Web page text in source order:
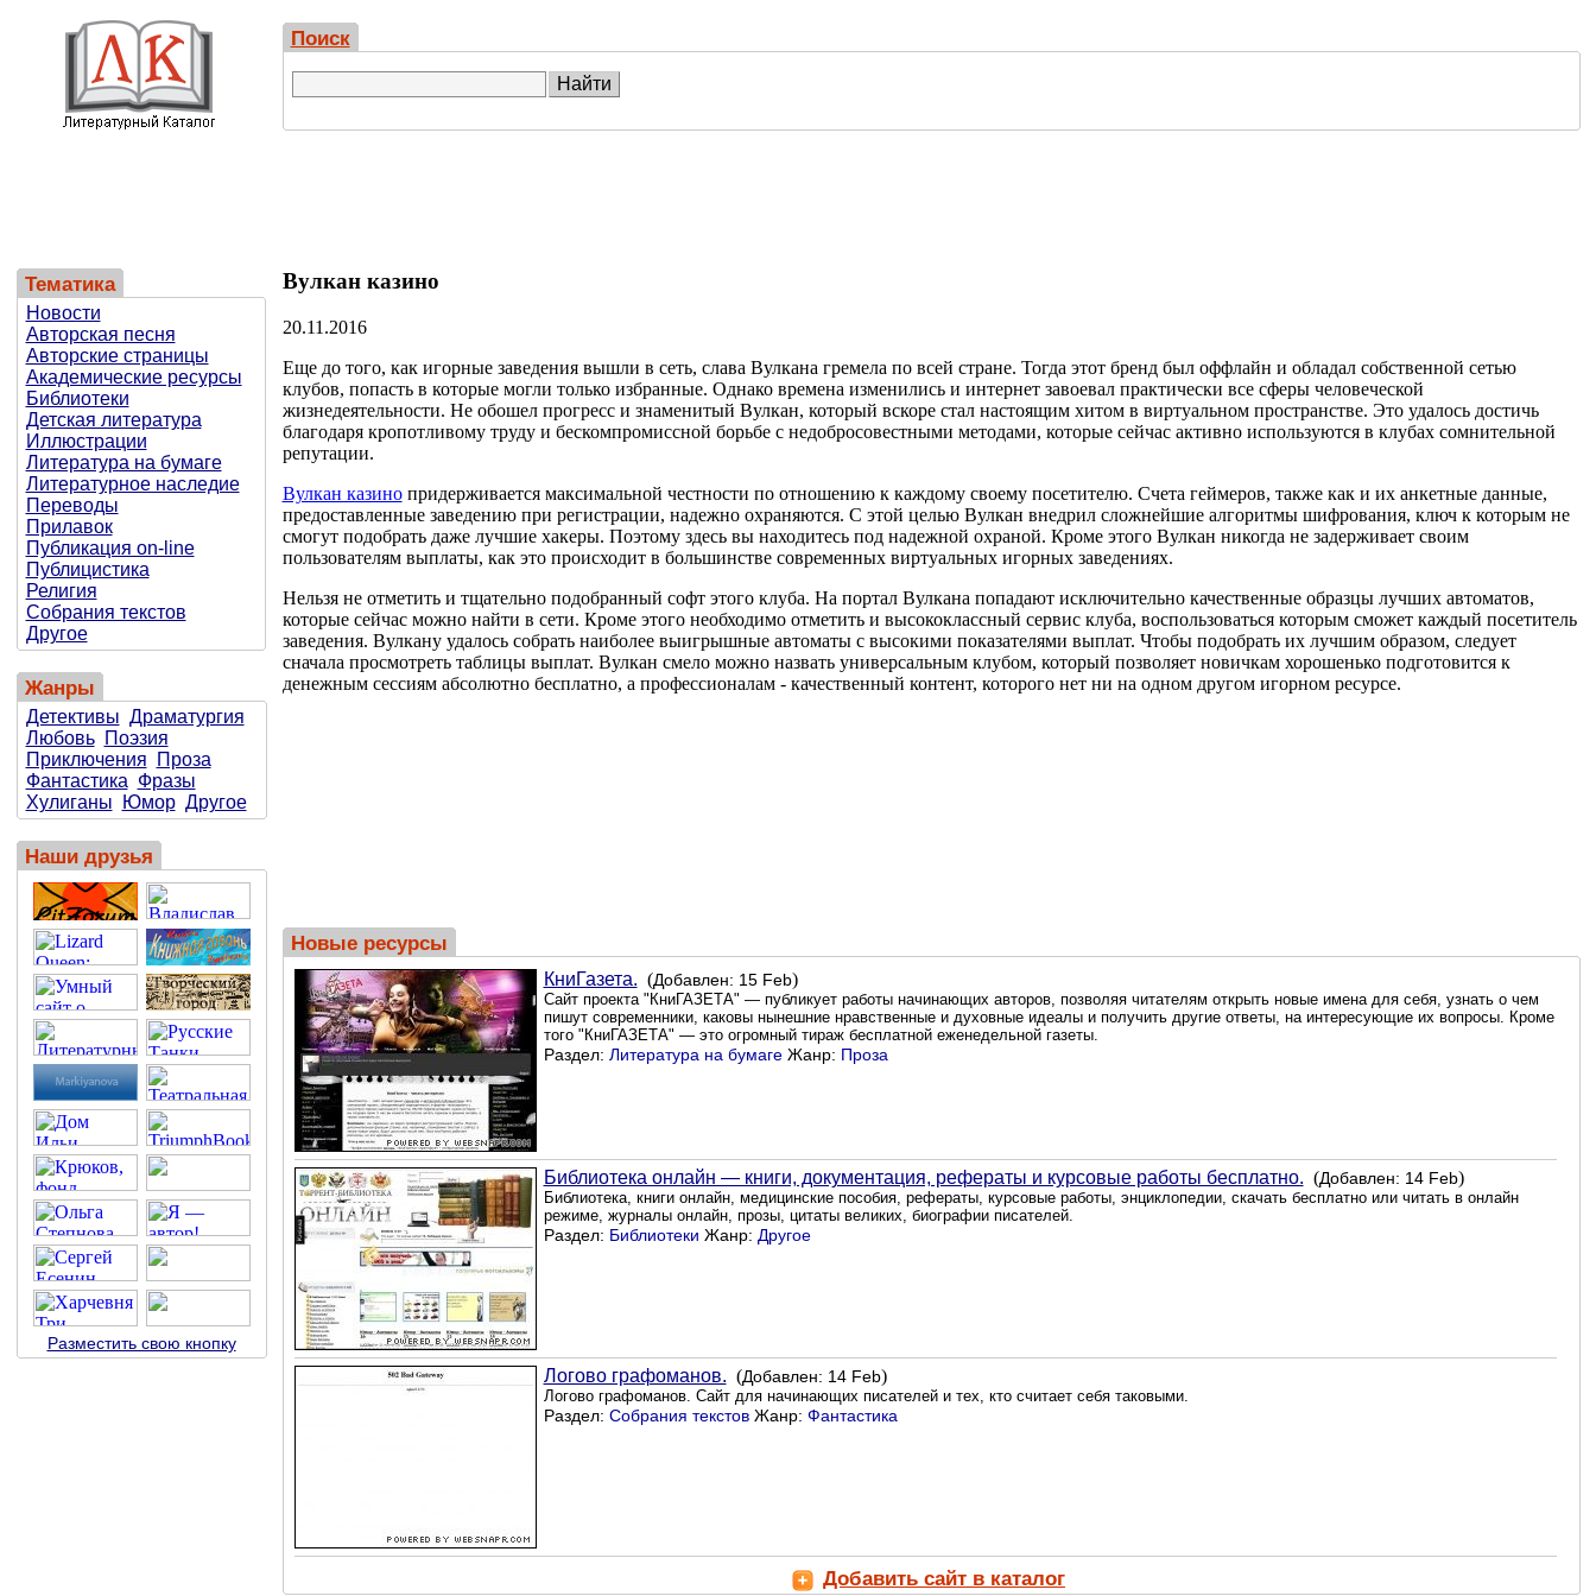
Поиск
Тематика
Новости
Авторская песня
Авторские страницы
Академические ресурсы
Библиотеки
Детская литература
Иллюстрации
Литература на бумаге
Литературное наследие
Переводы
Прилавок
Публикация on-line
Публицистика
Религия
Собрания текстов
Другое
Жанры
Детективы Драматургия
Любовь
Поэзия
Приключения
Проза
Фантастика Фразы
Хулиганы
Юмор Другое
Наши друзья
Разместить свою кнопку
Вулкан казино
20.11.2016
Еще до того, как игорные заведения вышли в сеть, слава Вулкана гремела по всей стране. Тогда этот бренд был оффлайн и обладал собственной сетью
клубов, попасть в которые могли только избранные. Однако времена изменились и интернет завоевал практически все сферы человеческой
жизнедеятельности. Не обошел прогресс и знаменитый Вулкан, который вскоре стал настоящим хитом в виртуальном пространстве. Это удалось достичь
благодаря кропотливому труду и бескомпромиссной борьбе с недобросовестными методами, которые сейчас активно используются в клубах сомнительной
репутации.
Вулкан казинопридерживается максимальной честности по отношению к каждому своему посетителю. Счета геймеров, также как и их анкетные данные,
предоставленные заведению при регистрации, надежно охраняются. С этой целью Вулкан внедрил сложнейшие алгоритмы шифрования, ключ к которым не
смогут подобрать даже лучшие хакеры. Поэтому здесь вы находитесь под надежной охраной. Кроме этого Вулкан никогда не задерживает своим
пользователям выплаты, как это происходит в большинстве современных виртуальных игорных заведениях.
Нельзя не отметить и тщательно подобранный софт этого клуба. На портал Вулкана попадают исключительно качественные образцы лучших автоматов,
которые сейчас можно найти в сети. Кроме этого необходимо отметить и высококлассный сервис клуба, воспользоваться которым сможет каждый посетитель
заведения. Вулкану удалось собрать наиболее выигрышные автоматы с высокими показателями выплат. Чтобы подобрать их лучшим образом, следует
сначала просмотреть таблицы выплат. Вулкан смело можно назвать универсальным клубом, который позволяет новичкам хорошенько подготовится к
денежным сессиям абсолютно бесплатно, а профессионалам - качественный контент, которого нет ни на одном другом игорном ресурсе.
Новые ресурсы
КниГазета. (Добавлен: 15 Feb)
Сайт проекта "КниГАЗЕТА" — публикует работы начинающих авторов, позволяя читателям открыть новые имена для себя, узнать о чем
пишут современники, каковы нынешние нравственные и духовные идеалы и получить другие ответы, на интересующие их вопросы. Кроме
того "КниГАЗЕТА" — это огромный тираж бесплатной еженедельной газеты.
Раздел: Литература на бумаге Жанр: Проза
Библиотека онлайн — книги, документация, рефераты и курсовые работы бесплатно. (Добавлен: 14 Feb)
Библиотека, книги онлайн, медицинские пособия, рефераты, курсовые работы, энциклопедии, скачать бесплатно или читать в онлайн
режиме, журналы онлайн, прозы, цитаты великих, биографии писателей.
Раздел: Библиотеки Жанр: Другое
Логово графоманов. (Добавлен: 14 Feb)
Логово графоманов. Сайт для начинающих писателей и тех, кто считает себя таковыми.
Раздел: Собрания текстов Жанр: Фантастика
Добавить сайт в каталог